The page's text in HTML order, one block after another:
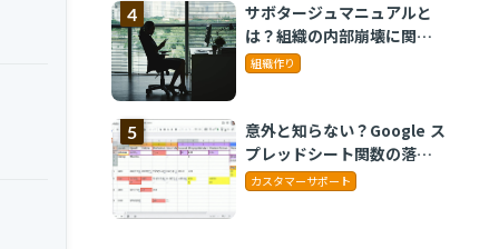
サボタージュマニュアルと
は？組織の内部崩壊に関す
るバイブル
組織作り
意外と知らない？Google ス
プレッドシート関数の落と
し穴 ～集計作業を効率化
カスタマーサポート